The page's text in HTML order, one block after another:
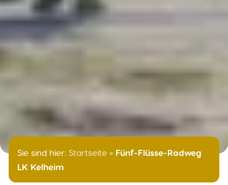
Sie sind hier: Startseite » Fünf-Flüsse-Radweg
LK Kelheim